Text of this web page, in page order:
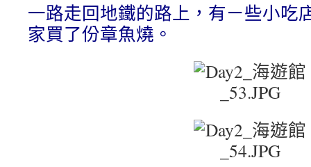
一路走回地鐵的路上，有ㄧ些小吃
家買了份章魚燒。